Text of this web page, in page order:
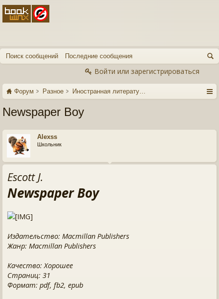
Поиск сообщений Последние сообщения
Войти или зарегистрироваться
Форум Разное Иностранная литература
Newspaper Boy
Alexss
Школьник
Escott J.
Newspaper Boy
Издательство: Macmillan Publishers
Жанр: Macmillan Publishers
Качество: Хорошее
Страниц: 31
Формат: pdf, fb2, epub